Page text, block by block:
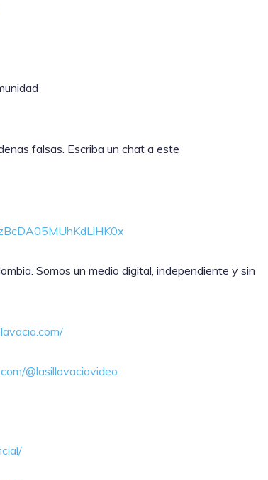
falsas. Escriba un chat a este
Somos un medio digital, independiente y sin
@lasillavaciavideo